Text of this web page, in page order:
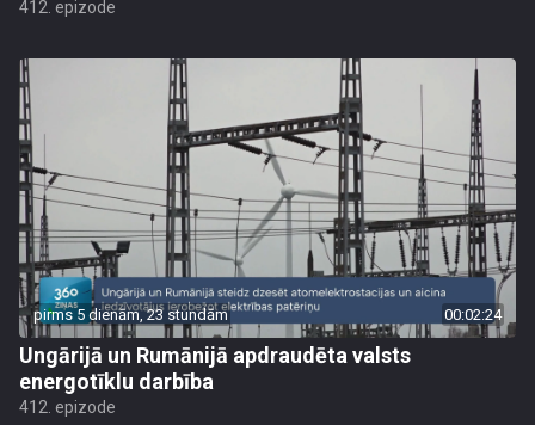
412. epizode
pirms 5 dienām, 23 stundām 00:02:24
Ungārijā un Rumānijā apdraudēta valsts
energotīklu darbība
412. epizode